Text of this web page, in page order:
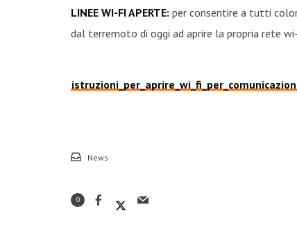
LINEE WI-FI APERTE: per consentire a tutti
dal terremoto di oggi ad aprire la propria rete
News
0